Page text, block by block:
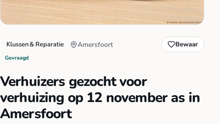
Klussen & Reparatie Amersfoort Bewaar
Gevraagd
Verhuizers gezocht voor
verhuizing op 12 november as in
Amersfoort